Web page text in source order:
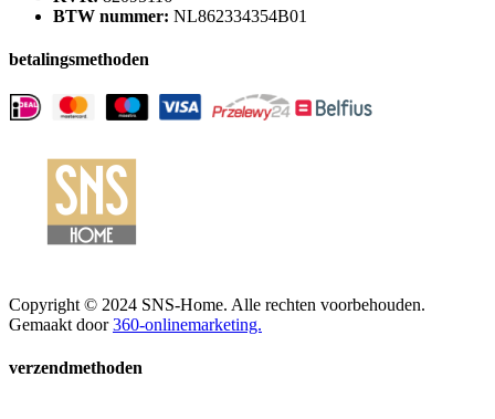
BTW nummer: NL862334354B01
betalingsmethoden
Copyright © 2024 SNS-Home. Alle rechten voorbehouden.
Gemaakt door360-onlinemarketing.
verzendmethoden